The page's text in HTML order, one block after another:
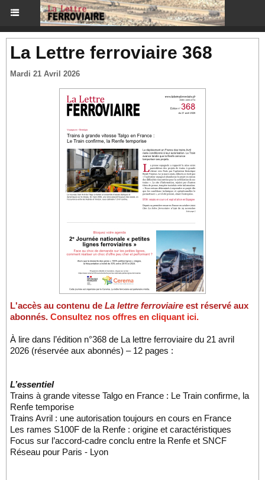
La Lettre ferroviaire 368
Mardi 21 Avril 2026
L'accès au contenu de La lettre ferroviaire est réservé aux
abonnés. Consultez nos offres en cliquant ici.
À lire dans l’édition n°368 de La lettre ferroviaire du 21 avril
2026 (réservée aux abonnés) – 12 pages :
L’essentiel
Trains à grande vitesse Talgo en France : Le Train confirme, la
Renfe temporise
Trains Avril : une autorisation toujours en cours en France
Les rames S100F de la Renfe : origine et caractéristiques
Focus sur l’accord-cadre conclu entre la Renfe et SNCF
Réseau pour Paris - Lyon